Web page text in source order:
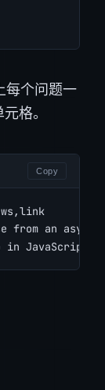
每个问题一
格。
Copy
from an
in